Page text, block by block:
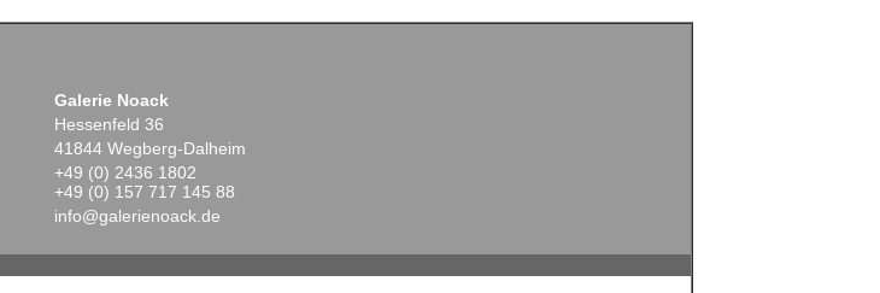
Galerie Noack
Hessenfeld 36
41844 Wegberg-Dalheim
+49 (0) 2436 1802
+49 (0) 157 717 145 88
info@galerienoack.de